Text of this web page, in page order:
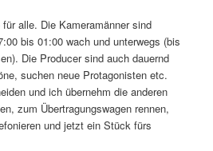
alle. Die Kameramänner sind
bis 01:00 wach und unterwegs (bis
Die Producer sind auch dauernd
suchen neue Protagonisten etc.
und ich übernehm die anderen
zum Übertragungswagen rennen,
und jetzt ein Stück fürs